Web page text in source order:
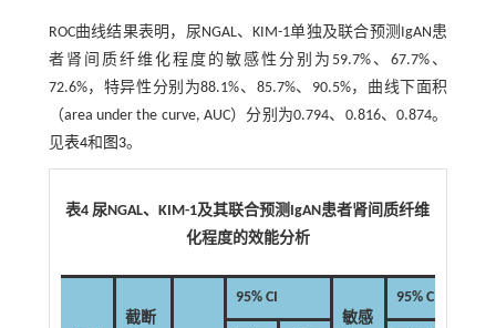
ROC曲线结果表明，尿NGAL、KIM-1单独及联合预测IgAN患
者肾间质纤维化程度的敏感性分别为59.7%、67.7%、
72.6%，特异性分别为88.1%、85.7%、90.5%，曲线下面积
（area under the curve, AUC）分别为0.794、0.816、0.874。
见表4和 图3。
表4 尿NGAL、KIM-1及其联合预测IgAN患者肾间质纤维
化程度的效能分析
截断
95% CI
敏感
95% CI